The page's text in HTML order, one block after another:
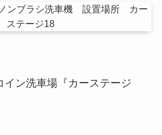
イン洗車場『カーステージ